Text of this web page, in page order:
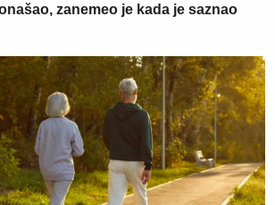
zanemeo je kada je saznao